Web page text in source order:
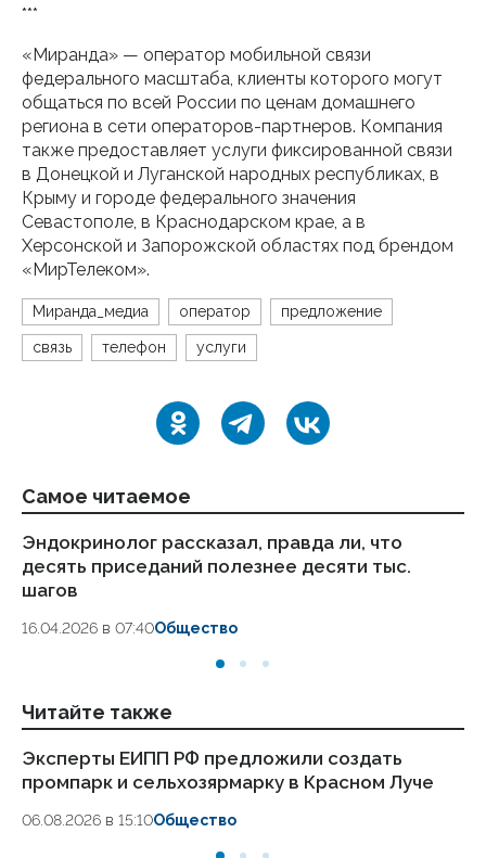
***
«Миранда» — оператор мобильной связи
федерального масштаба, клиенты которого могут
общаться по всей России по ценам домашнего
региона в сети операторов-партнеров. Компания
также предоставляет услуги фиксированной связи
в Донецкой и Луганской народных республиках, в
Крыму и городе федерального значения
Севастополе, в Краснодарском крае, а в
Херсонской и Запорожской областях под брендом
«МирТелеком».
Миранда_медиа оператор предложение
связь телефон услуги
Самое читаемое
Эндокринолог рассказал, правда ли, что
десять приседаний полезнее десяти тыс.
шагов
16.04.2026 в 07:40Общество
Читайте также
Эксперты ЕИПП РФ предложили создать
промпарк и сельхозярмарку в Красном Луче
06.08.2026 в 15:10Общество